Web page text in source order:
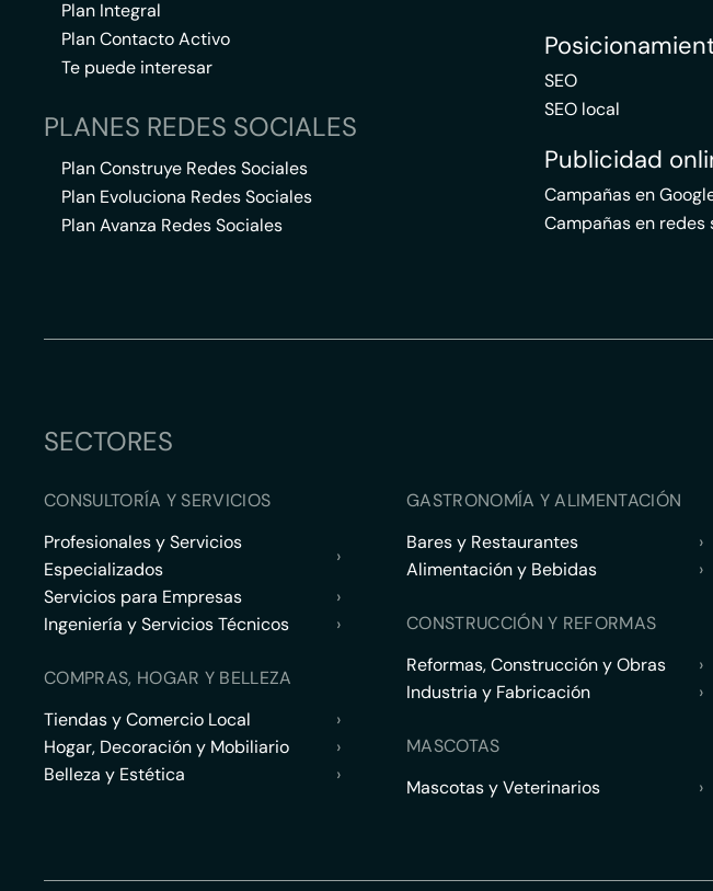
Plan Integral
Plan Contacto Activo
Te puede interesar
PLANES REDES SOCIALES
Plan Construye Redes Sociales
Plan Evoluciona Redes Sociales
Plan Avanza Redes Sociales
SEO
SEO local
Publicidad
Campañas en
Campañas en redes
SECTORES
CONSULTORÍA Y SERVICIOS
Profesionales y Servicios
Especializados
›
Servicios para Empresas
›
Ingeniería y Servicios Técnicos
›
COMPRAS, HOGAR Y BELLEZA
Tiendas y Comercio Local
›
Hogar, Decoración y Mobiliario
›
Belleza y Estética
›
GASTRONOMÍA Y ALIMENTACIÓN
Bares y Restaurantes
›
Alimentación y Bebidas
›
CONSTRUCCIÓN Y REFORMAS
Reformas, Construcción y Obras
›
Industria y Fabricación
›
MASCOTAS
Mascotas y Veterinarios
›